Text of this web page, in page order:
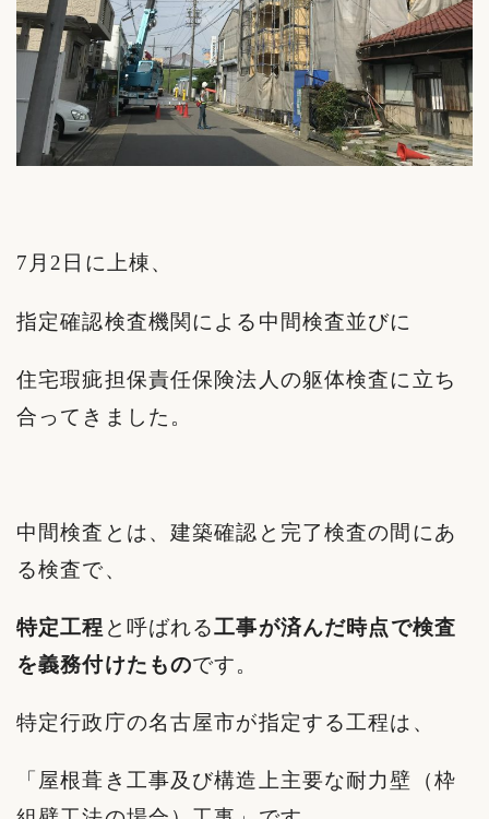
7月2日に上棟、
指定確認検査機関による中間検査並びに
住宅瑕疵担保責任保険法人の躯体検査に立ち
合ってきました。
中間検査とは、建築確認と完了検査の間にあ
る検査で、
特定工程 と呼ばれる工事が済んだ時点で検査
を義務付けたものです。
特定行政庁の名古屋市が指定する工程は、
「屋根葺き工事及び構造上主要な耐力壁（枠